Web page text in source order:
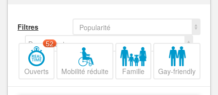
Filtres
Popularité
Decroissant
Ouverts
52
Mobilité réduite Famille Gay-friendly